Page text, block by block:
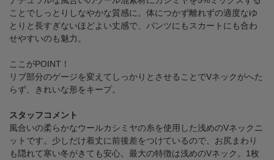
ことでしっとりしなやかな質感に。体につかず離れずの適度なゆ
とりと長すぎないほどよい丈感で、パンツにもスカートにも合わ
せやすいのも魅力。
ここがPOINT！
リブ部分のゲージを変えてしっかりとさせることでVネックがへた
らず、きれいな形をキープ。
スタッフコメント
風合いの柔らかなウールカシミヤの糸を使用した浅めのVネックニ
ットです。少しだけ着丈に前後差をつけているので、お尻まわり
も隠れて寒い冬がきても安心。最大の特徴は浅めのVネック。1枚